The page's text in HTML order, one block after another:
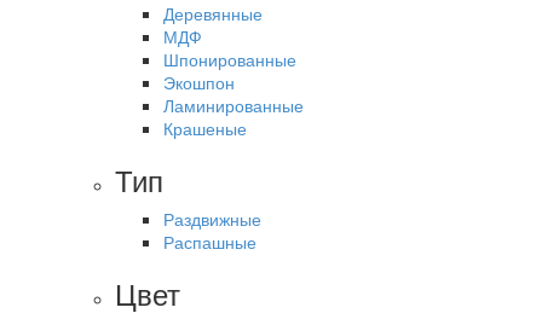
Деревянные
МДФ
Шпонированные
Экошпон
Ламинированные
Крашеные
Тип
Раздвижные
Распашные
Цвет